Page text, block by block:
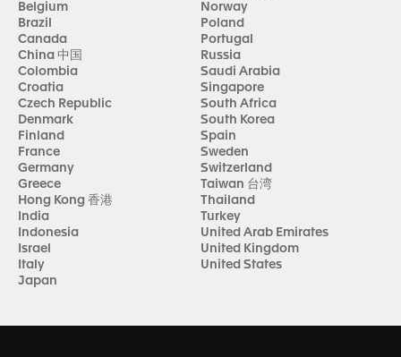
Belgium
Brazil
Canada
China 中国
Colombia
Croatia
Czech Republic
Denmark
Finland
France
Germany
Greece
Hong Kong 香港
India
Indonesia
Israel
Italy
Japan
Norway
Poland
Portugal
Russia
Saudi Arabia
Singapore
South Africa
South Korea
Spain
Sweden
Switzerland
Taiwan 台湾
Thailand
Turkey
United Arab Emirates
United Kingdom
United States